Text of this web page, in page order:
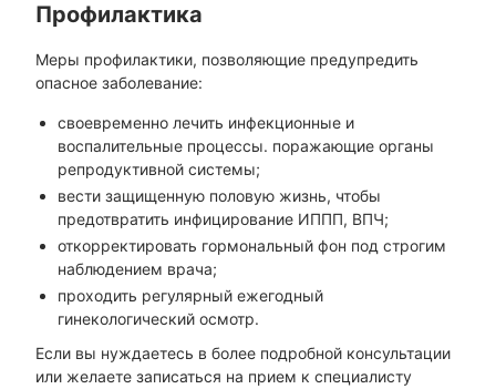
Профилактика
Меры профилактики, позволяющие предупредить
опасное заболевание:
своевременно лечить инфекционные и
воспалительные процессы. поражающие органы
репродуктивной системы;
вести защищенную половую жизнь, чтобы
предотвратить инфицирование ИППП, ВПЧ;
откорректировать гормональный фон под строгим
наблюдением врача;
проходить регулярный ежегодный
гинекологический осмотр.
Если вы нуждаетесь в более подробной консультации
или желаете записаться на прием к специалисту